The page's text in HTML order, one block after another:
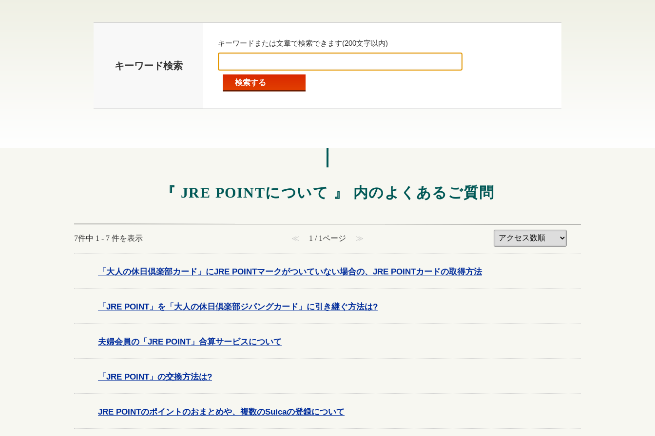
キーワード検索
キーワードまたは文章で検索できます(200文字以内)
『 JRE POINTについて 』 内のよくあるご質問
7件中 1 - 7 件を表示 ≪ 1 / 1ページ ≫
「大人の休日倶楽部カード」にJRE POINTマークがついていない場合の、JRE POINTカードの取得方法
「JRE POINT」を「大人の休日倶楽部ジパングカード」に引き継ぐ方法は?
夫婦会員の「JRE POINT」合算サービスについて
「JRE POINT」の交換方法は?
JRE POINTのポイントのおまとめや、複数のSuicaの登録について